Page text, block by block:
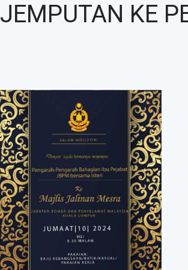
JEMPUTAN KE